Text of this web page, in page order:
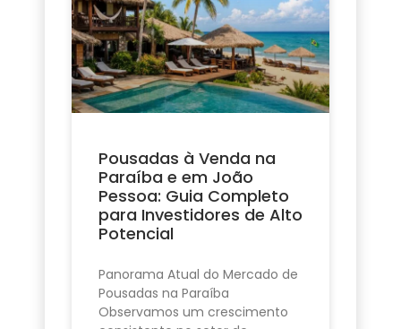
Pousadas à Venda na
Paraíba e em João
Pessoa: Guia Completo
para Investidores de Alto
Potencial
Panorama Atual do Mercado de
Pousadas na Paraíba
Observamos um crescimento